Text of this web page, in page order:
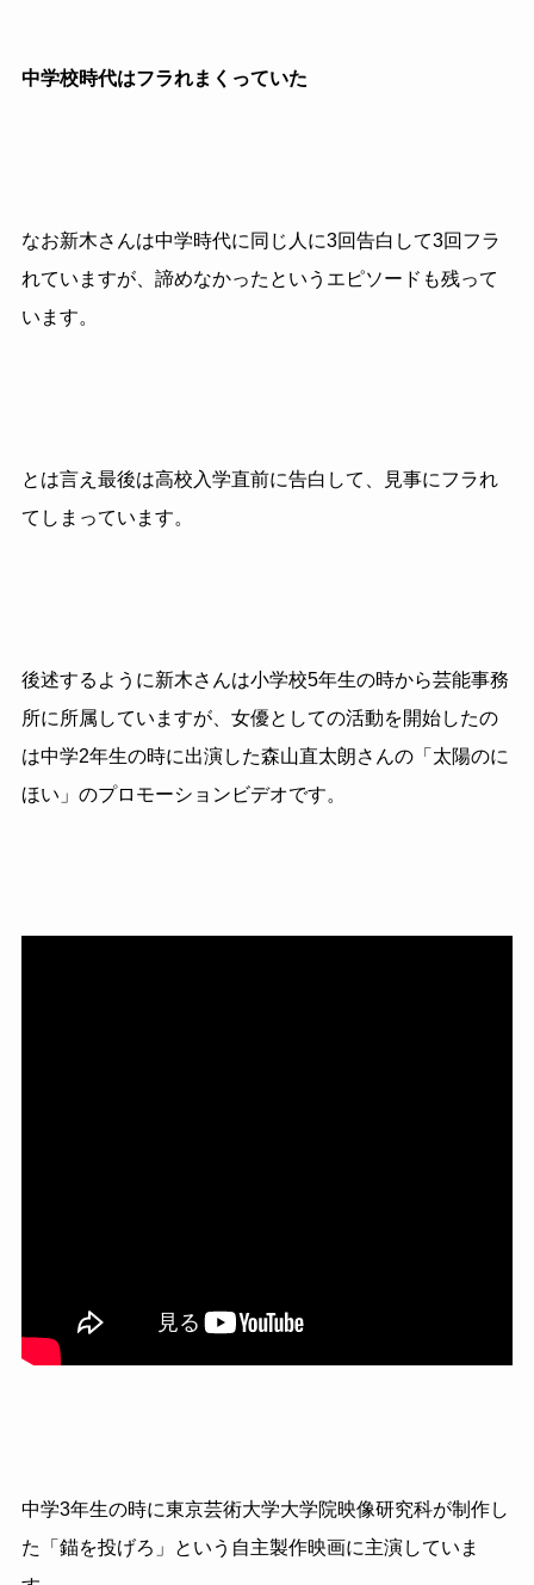
中学校時代はフラれまくっていた
なお新木さんは中学時代に同じ人に3回告白して3回フラ
れていますが、諦めなかったというエピソードも残って
います。
とは言え最後は高校入学直前に告白して、見事にフラれ
てしまっています。
後述するように新木さんは小学校5年生の時から芸能事務
所に所属していますが、女優としての活動を開始したの
は中学2年生の時に出演した森山直太朗さんの「太陽のに
ほい」のプロモーションビデオです。
中学3年生の時に東京芸術大学大学院映像研究科が制作し
た「錨を投げろ」という自主製作映画に主演していま